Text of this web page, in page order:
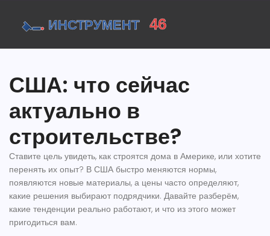
США: что сейчас
актуально в
строительстве?
Ставите цель увидеть, как строятся дома в Америке, или хотите
перенять их опыт? В США быстро меняются нормы,
появляются новые материалы, а цены часто определяют,
какие решения выбирают подрядчики. Давайте разберём,
какие тенденции реально работают, и что из этого может
пригодиться вам.